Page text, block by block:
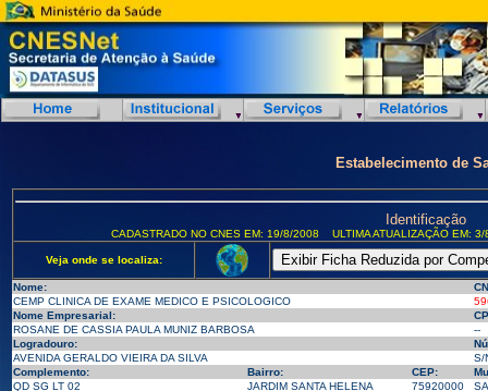
Estabelecimento de
Identificação
CADASTRADO NO CNES EM: 19/8/2008 ULTIMA ATUALIZAÇÃO EM:
Veja onde se localiza:
Nome:
CEMP CLINICA DE EXAME MEDICO E PSICOLOGICO
Nome Empresarial:
ROSANE DE CASSIA PAULA MUNIZ BARBOSA
--
Logradouro:
AVENIDA GERALDO VIEIRA DA SILVA
S/
Complemento:
Bairro: CEP:
QD SG LT 02
JARDIM SANTA HELENA 75920000